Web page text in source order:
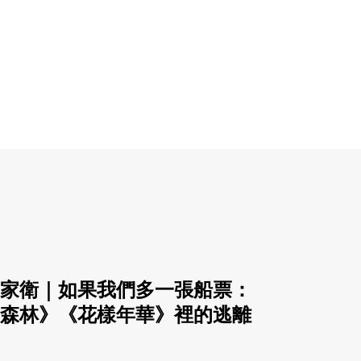
衛｜如果我們多一張船票：
林》《花樣年華》裡的逃離